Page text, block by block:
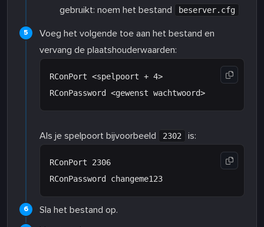
gebruikt: noem het bestand
beserver.cfg
Voeg het volgende toe aan het bestand en
vervang de plaatshouderwaarden:
RConPort <spelpoort + 4>
Als je spelpoort bijvoorbeeld 2302 is:
RConPort 2306
Sla het bestand op.